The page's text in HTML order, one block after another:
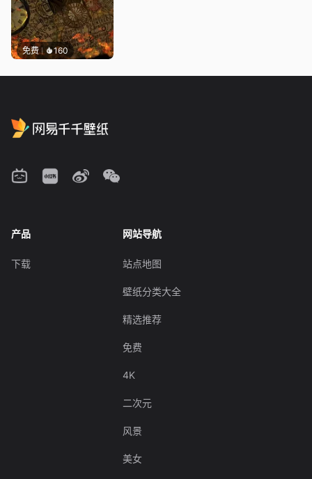
免费 160
产品
下载
网站导航
站点地图
壁纸分类大全
精选推荐
免费
4K
二次元
风景
美女